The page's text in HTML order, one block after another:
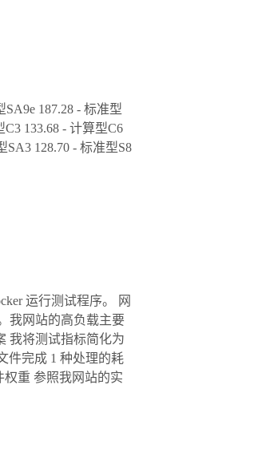
187.28 - 标准型
C3 133.68 - 计算型C6
SA3 128.70 - 标准型S8
运行测试程序。 网
我网站的高负载主要
我将测试指标简化为
件完成 1 种处理的耗
权重 参照我网站的实